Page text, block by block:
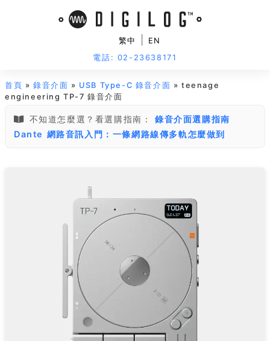
繁中
EN
電話: 02-23638171
首頁 »錄音介面 » USB Type-C 錄音介面 » teenage
engineering TP-7 錄音介面
不知道怎麼選？看選購指南：
錄音介面選購指南
Dante 網路音訊入門：一條網路線傳多軌怎麼做到